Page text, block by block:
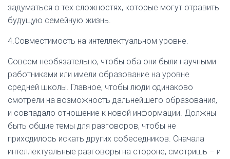
задуматься о тех сложностях, которые могут отравить
будущую семейную жизнь.
4.Совместимость на интеллектуальном уровне.
Совсем необязательно, чтобы оба они были научными
работниками или имели образование на уровне
средней школы. Главное, чтобы люди одинаково
смотрели на возможность дальнейшего образования,
и совпадало отношение к новой информации. Должны
быть общие темы для разговоров, чтобы не
приходилось искать других собеседников. Сначала
интеллектуальные разговоры на стороне, смотришь – и